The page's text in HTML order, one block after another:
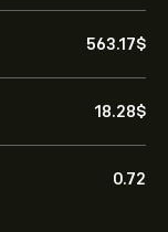
563.17‎$‎
18.28‎$‎
0.72